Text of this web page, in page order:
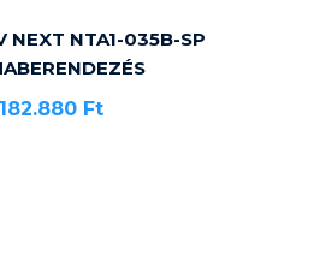
NEXT NTA1-035B-SP
182.880 Ft